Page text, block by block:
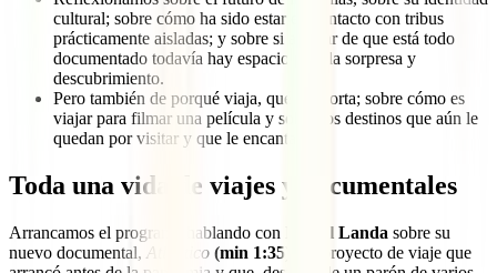
cultural; sobre cómo ha sido estar en contacto con tribus
prácticamente aisladas; y sobre si a pesar de que está todo
documentado todavía hay espacio para la sorpresa y
descubrimiento.
Pero también de porqué viaja, qué le aporta; sobre cómo es
viajar para filmar una película y sobre los destinos que aún le
quedan por visitar y que le encantaría.
Toda una vida de viajes y documentales
Arrancamos el programa hablando con Daniel Landa sobre su
nuevo documental, Atlántico (min 1:35)
, un proyecto de viaje que